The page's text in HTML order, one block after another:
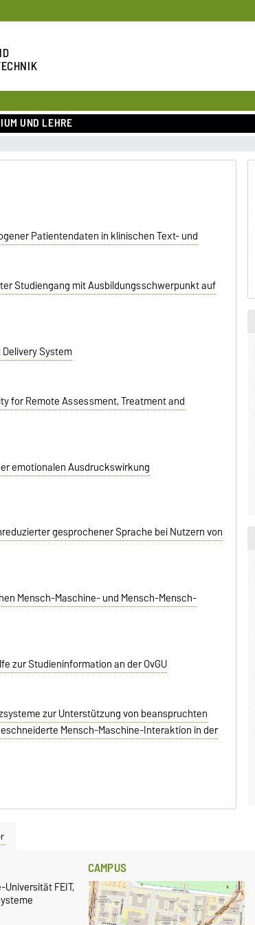
UND LEHRE
Patientendaten in klinischen Text- und
Studiengang mit Ausbildungsschwerpunkt auf
System
for Remote Assessment, Treatment and
emotionalen Ausdruckswirkung
gesprochener Sprache bei Nutzern von
Mensch-Maschine- und Mensch-Mensch-
zur Studieninformation an der OvGU
zur Unterstützung von beanspruchten
Mensch-Maschine-Interaktion in der
FEIT,
CAMPUS